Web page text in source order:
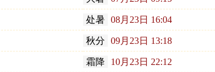
处暑 08月23日 16:04
秋分 09月23日 13:18
霜降 10月23日 22:12